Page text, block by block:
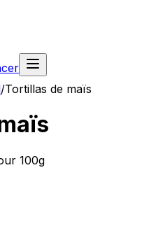
/Tortillas de maïs
100g